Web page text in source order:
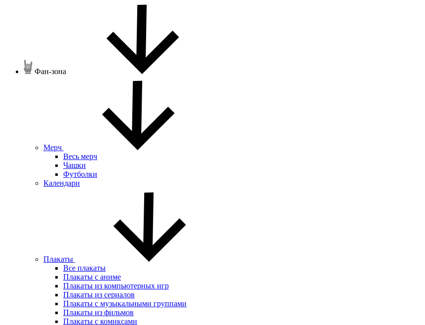
Фан-зона
Мерч
Весь мерч
Чашки
Футболки
Календари
Плакаты
Все плакаты
Плакаты с аниме
Плакаты из компьютерных игр
Плакаты из сериалов
Плакаты с музыкальными группами
Плакаты из фильмов
Плакаты с комиксами